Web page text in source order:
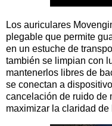
Los auriculares
plegable que permite
en un estuche de
también se limpian con
mantenerlos libres de
se conectan a
cancelación de ruido de
maximizar la claridad de